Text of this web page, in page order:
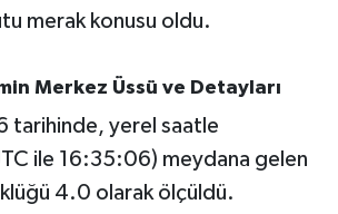
merak konusu oldu.
Merkez Üssü ve Detayları
tarihinde, yerel saatle
ile 16:35:06) meydana gelen
4.0 olarak ölçüldü.